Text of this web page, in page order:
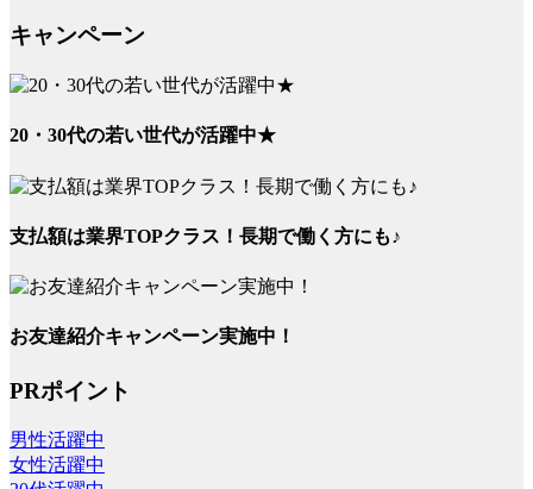
キャンペーン
20・30代の若い世代が活躍中★
支払額は業界TOPクラス！長期で働く方にも♪
お友達紹介キャンペーン実施中！
PRポイント
男性活躍中
女性活躍中